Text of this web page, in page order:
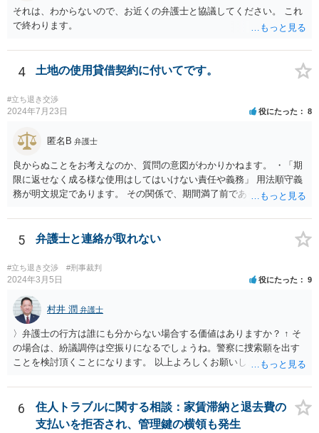
除してもらう という方法もあり得るかもしれません（実質的には半年
分の立退き料をもらったことになります。）。 ストレスで体調を崩さ
れるのもよろしくないですから，費用の面で折り合いがつけば，弁護
士に交渉を代理してもらっても良いように思います。
それは、わからないので、お近くの弁護士と協議してください。 これ
で終わります。
4 土地の使用貸借契約に付いてです。
#立ち退き交渉
2024年7月23日 役にたった 8
匿名B 弁護士
良からぬことをお考えなのか、質問の意図がわかりかねます。 ・「期
限に返せなく成る様な使用はしてはいけない責任や義務」 用法順守義
務が明文規定であります。 その関係で、期間満了前であっても、契約
九十四条 借主は、契約又はその目的物の性質によって定まった用法
に従い、その物の使用及び収益をしなければならない。 ２ 借主は、
貸主の承諾を得なければ、第三者に借用物の使用又は収益をさせるこ
とができない。 ３ 借主が前二項の規定に違反して使用又は収益をし
たときは、貸主は、契約の解除をすることができる。
5 弁護士と連絡が取れない
#立ち退き交渉 #刑事裁判
2024年3月5日 役にたった 9
村井 潤 弁護士
〉弁護士の行方は誰にも分からない場合する価値はありますか？ ↑ そ
の場合は、紛議調停は空振りになるでしょうね。警察に捜索願を出す
ことを検討頂くことになります。 以上よろしくお願いします。同業者
了させてください。
6
住人トラブルに関する相談：家賃滞納と退去費の
支払いを拒否され、管理鍵の横領も発生